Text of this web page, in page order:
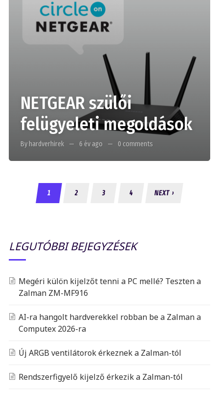
NETGEAR szülői
felügyeleti megoldások
By hardverhirek 6 év ago 0 comments
1 2 3 4 NEXT ›
LEGUTÓBBI BEJEGYZÉSEK
Megéri külön kijelzőt tenni a PC mellé? Teszten a
Zalman ZM-MF916
AI-ra hangolt hardverekkel robban be a Zalman a
Computex 2026-ra
Új ARGB ventilátorok érkeznek a Zalman-tól
Rendszerfigyelő kijelző érkezik a Zalman-tól